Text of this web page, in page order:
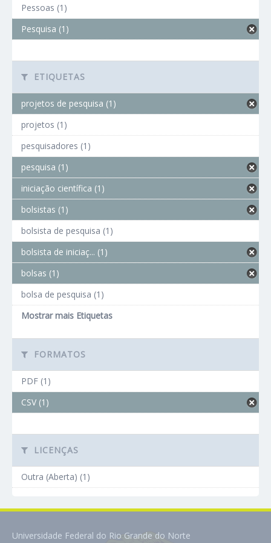
Pessoas (1)
Pesquisa (1)
ETIQUETAS
projetos de pesquisa (1)
projetos (1)
pesquisadores (1)
pesquisa (1)
iniciação científica (1)
bolsistas (1)
bolsista de pesquisa (1)
bolsista de iniciaç... (1)
bolsas (1)
bolsa de pesquisa (1)
Mostrar mais Etiquetas
FORMATOS
PDF (1)
CSV (1)
LICENÇAS
Outra (Aberta) (1)
Universidade Federal do Rio Grande do Norte